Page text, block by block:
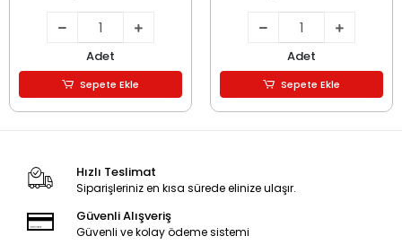
Adet
Sepete Ekle
Adet
Sepete Ekle
Hızlı Teslimat
Siparişleriniz en kısa sürede elinize ulaşır.
Güvenli Alışveriş
Güvenli ve kolay ödeme sistemi